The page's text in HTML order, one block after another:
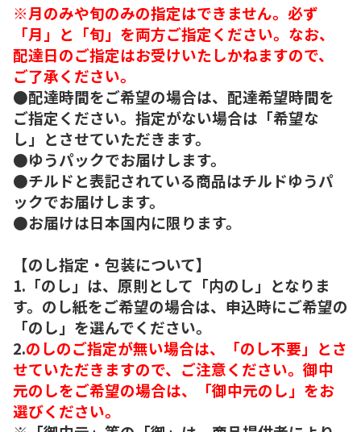
※月のみや旬のみの指定はできません。必ず
「月」と「旬」を両方ご指定ください。なお、
配達日のご指定はお受けいたしかねますので、
ご了承ください。
●配達時間をご希望の場合は、配達希望時間を
ご指定ください。指定がない場合は「希望な
し」とさせていただきます。
●ゆうパックでお届けします。
●チルドと表記されている商品はチルドゆうパ
ックでお届けします。
●お届けは日本国内に限ります。
【のし指定・包装について】
1.「のし」は、原則として「内のし」となりま
す。のし紙をご希望の場合は、申込時にご希望の
「のし」を選んでください。
2.のしのご指定が無い場合は、「のし不要」とさ
せていただきますので、ご注意ください。御中
元のしをご希望の場合は、「御中元のし」をお
選びください。